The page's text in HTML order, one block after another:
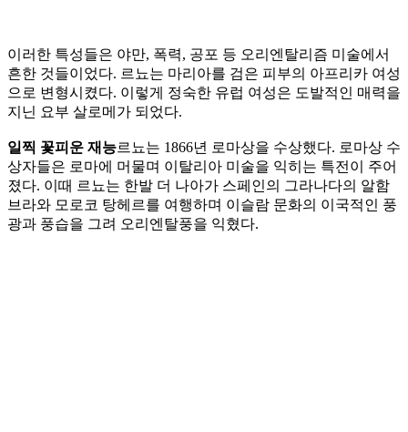
이러한 특성들은 야만, 폭력, 공포 등 오리엔탈리즘 미술에서
흔한 것들이었다. 르뇨는 마리아를 검은 피부의 아프리카 여성
으로 변형시켰다. 이렇게 정숙한 유럽 여성은 도발적인 매력을
지닌 요부 살로메가 되었다.
일찍 꽃피운 재능르뇨는 1866년 로마상을 수상했다. 로마상 수
상자들은 로마에 머물며 이탈리아 미술을 익히는 특전이 주어
졌다. 이때 르뇨는 한발 더 나아가 스페인의 그라나다의 알함
브라와 모로코 탕헤르를 여행하며 이슬람 문화의 이국적인 풍
광과 풍습을 그려 오리엔탈풍을 익혔다.